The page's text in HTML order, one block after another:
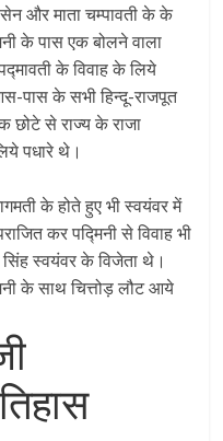
और माता चम्पावती के के
के पास एक बोलने वाला
के विवाह के लिये
पास के सभी हिन्दू-राजपूत
छोटे से राज्य के राजा
पधारे थे।
के होते हुए भी स्वयंवर में
कर पद्मिनी से विवाह भी
सिंह स्वयंवर के विजेता थे।
के साथ चित्तोड़ लौट आये